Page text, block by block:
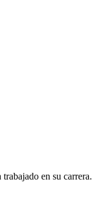
en su carrera.